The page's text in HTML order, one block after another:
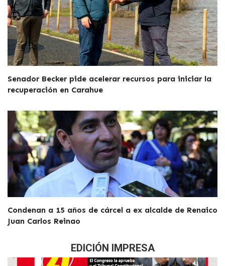
Senador Becker pide acelerar recursos para iniciar la
recuperación en Carahue
Condenan a 15 años de cárcel a ex alcalde de Renaico
Juan Carlos Reinao
EDICIÓN IMPRESA